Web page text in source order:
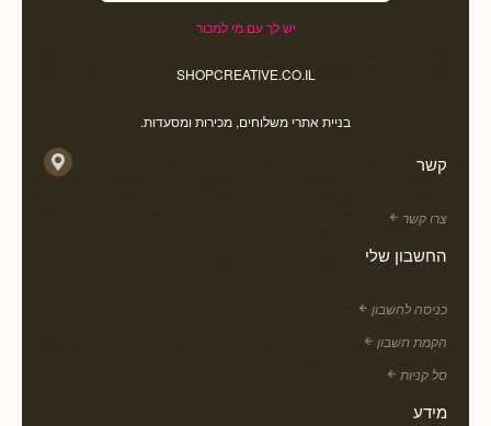
יש לך עם מי למכור
SHOPCREATIVE.CO.IL
בניית אתרי משלוחים, מכירות ומסעדות.
קשר
צרו קשר
החשבון שלי
כניסה לחשבון
הקמת חשבון
סל קניות
מידע